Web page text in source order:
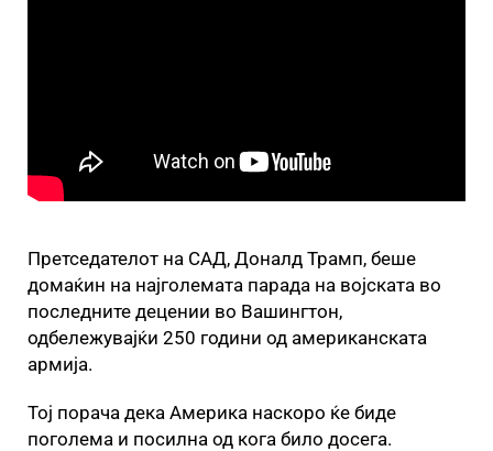
Претседателот на САД, Доналд Трамп, беше
домаќин на најголемата парада на војската во
последните децении во Вашингтон,
одбележувајќи 250 години од американската
армија.
Тој порача дека Америка наскоро ќе биде
поголема и посилна од кога било досега.